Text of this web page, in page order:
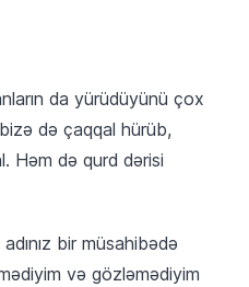
da yürüdüyünü çox
də çaqqal hürüb,
Həm də qurd dərisi
bir müsahibədə
və gözləmədiyim